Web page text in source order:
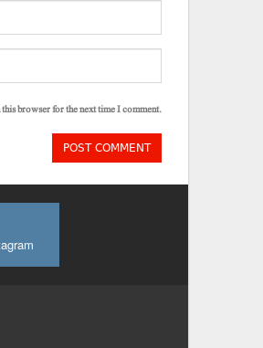
browser for the next time I comment.